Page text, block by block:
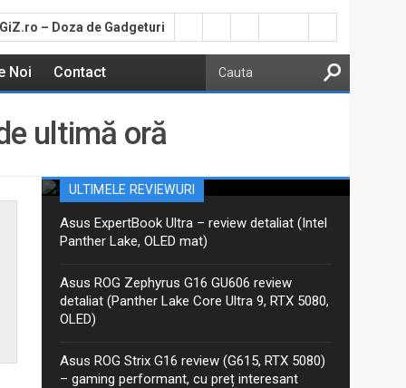
GiZ.ro – Doza de Gadgeturi
Noi Contact
ultimă oră
ULTIMELE REVIEWURI
review detaliat (Ryzen AI Max+,
Aceasta este recenzia mea detaliată pentru varianta
actualizată 2026 GoPro Edition din seria Asus ProArt
PX13. Am discutat despre ProArt PX13 într-un articol
anterior, iar între timp Asus a...
Asus ExpertBook Ultra – review detaliat (Intel
Panther Lake, OLED mat)
Asus ROG Zephyrus G16 GU606 review
detaliat (Panther Lake Core Ultra 9, RTX 5080,
OLED)
Asus ROG Strix G16 review (G615, RTX 5080)
– gaming performant, cu preț interesant